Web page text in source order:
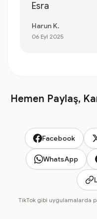
Esra
Harun K.
06 Eyl 2025
Hemen Paylaş,
Facebook
WhatsApp
TikTok gibi uygulamalarda